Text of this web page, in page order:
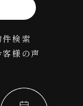
件検索
客様の声